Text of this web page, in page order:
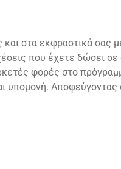
στα εκφραστικά
που έχετε δώσει
φορές στο
υπομονή.